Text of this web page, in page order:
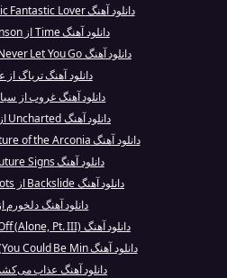
دانلود آهنگ Plastic Fantastic Lover از Jefferso...
دانلود آهنگ Time از Syleena Johnson
دانلود آهنگ Never Let You Go از James Arthur
دانلود آهنگ تریاگ
دانلود آهنگ غروب از
دانلود آهنگ Uncharted از Kensington
دانلود آهنگ The Future of the Arconia از Siddha...
دانلود آهنگ Future Signs از Fleurie
دانلود آهنگ Backslide از Twenty One Pilots
دانلود آهنگ دلخورم
دانلود آهنگ Better Off (Alone, Pt. III) از Alan...
دانلود آهنگ If U Slip U Slide (You Could Be Min...
دانلود آهنگ عذاب می‌کشم